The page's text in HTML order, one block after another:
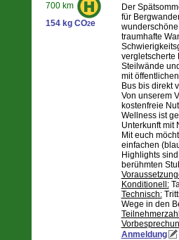
700 km
154 kg CO2e
Der
für
traumhafte
vergletscherte
Steilwände
mit
Bus bis direkt
Von unserem
kostenfreie
Wellness ist
Unterkunft mit
Mit euch
einfachen
Highlights
berühmten
Konditionell:
Technisch:
Wege in den
Anmeldung